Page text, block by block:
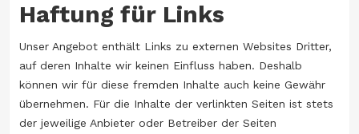
Haftung für Links
Unser Angebot enthält Links zu externen Websites Dritter,
auf deren Inhalte wir keinen Einfluss haben. Deshalb
können wir für diese fremden Inhalte auch keine Gewähr
übernehmen. Für die Inhalte der verlinkten Seiten ist stets
der jeweilige Anbieter oder Betreiber der Seiten